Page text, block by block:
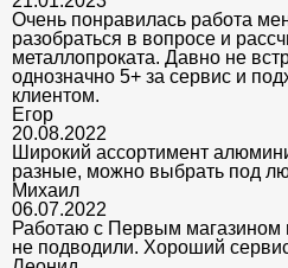
Очень понравилась работа
разобраться в вопросе и
металлопроката. Давно не
однозначно 5+ за сервис и
клиентом.
Егор
20.08.2022
Широкий ассортимент
разные, можно выбрать под
Михаил
06.07.2022
Работаю с Первым магазином
не подводили. Хороший